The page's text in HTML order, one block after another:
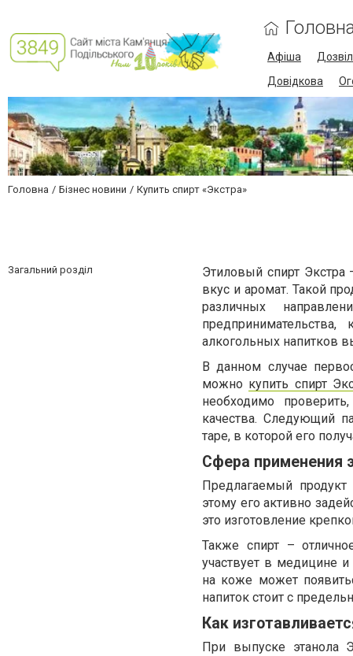
Афіша
Довідкова
Головна Бізнес новини Купить спирт «Экстра»
Загальний розділ
Этиловый спирт Экстра
вкус и аромат. Такой
различных
алкогольных напитков
В данном случае
можно купить спирт
необходимо
качества. Следующий
таре, в которой его
Сфера применения
Предлагаемый
этому его активно
это изготовление
Также спирт –
участвует в медицине
на коже может
напиток стоит с
Как
При выпуске этанола